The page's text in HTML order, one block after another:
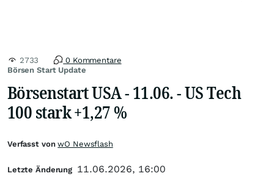
Börsen Start Update
2733 0 Kommentare
Börsenstart USA - 11.06. - US Tech
100 stark +1,27 %
Verfasst vonwO Newsflash
Letzte Änderung 11.06.2026, 16:00